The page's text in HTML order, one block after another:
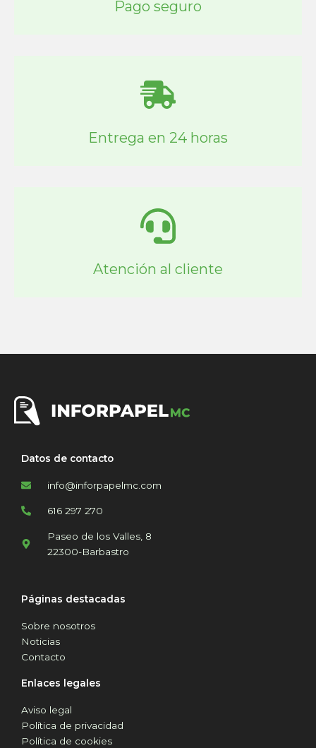
Pago seguro
Entrega en 24 horas
Atención al cliente
Datos de contacto
info@inforpapelmc.com
616 297 270
Paseo de los Valles, 8
22300-Barbastro
Páginas destacadas
Sobre nosotros
Noticias
Contacto
Enlaces legales
Aviso legal
Política de privacidad
Política de cookies